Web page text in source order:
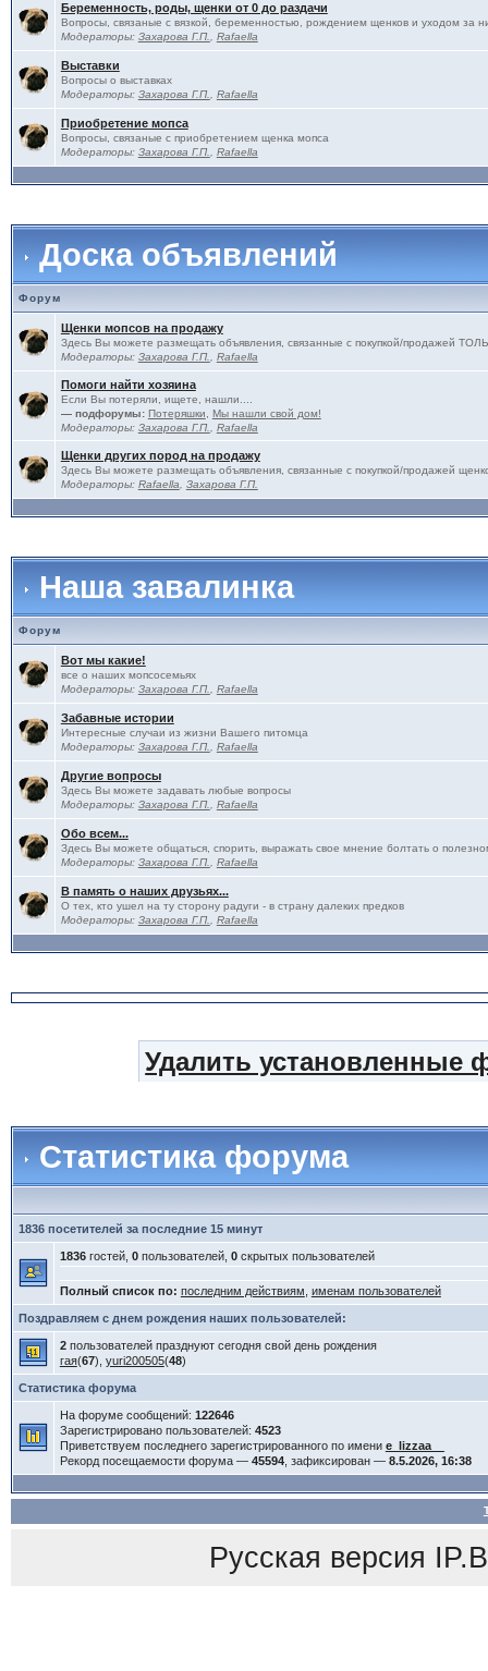
Беременность, роды, щенки от 0 до раздачи
Вопросы, связаные с вязкой, беременностью, рождением щенков и уходом за
Модераторы: Захарова Г.П. Rafaella
Выставки
Вопросы о выставках
Модераторы: Захарова Г.П. Rafaella
Приобретение мопса
Вопросы, связаные с приобретением щенка мопса
Модераторы: Захарова Г.П. Rafaella
Доска объявлений
Форум
Щенки мопсов на продажу
Здесь Вы можете размещать объявления, связанные с покупкой/продажей
Модераторы: Захарова Г.П. Rafaella
Помоги найти хозяина
Если Вы потеряли, ищете, нашли....
— подфорумы: Потеряшки
Мы нашли свой дом!
Модераторы: Захарова Г.П. Rafaella
Щенки других пород на продажу
Здесь Вы можете размещать объявления, связанные с покупкой/продажей
Модераторы: Rafaella Захарова Г.П.
Наша завалинка
Форум
Вот мы какие!
все о наших мопсосемьях
Модераторы: Захарова Г.П. Rafaella
Забавные истории
Интересные случаи из жизни Вашего питомца
Модераторы: Захарова Г.П. Rafaella
Другие вопросы
Здесь Вы можете задавать любые вопросы
Модераторы: Захарова Г.П. Rafaella
Обо всем...
Здесь Вы можете общаться, спорить, выражать свое мнение болтать о
Модераторы: Захарова Г.П. Rafaella
В память о наших друзьях...
О тех, кто ушел на ту сторону радуги - в страну далеких предков
Модераторы: Захарова Г.П. Rafaella
Удалить установленные
Статистика форума
1836 посетителей за последние 15 минут
1836гостей, 0пользователей, 0скрытых пользователей
Полный список по: последним действиям именам пользователей
Поздравляем с днем рождения наших пользователей:
2пользователей празднуют сегодня свой день рождения
гая(67), yuri200505(48)
Статистика форума
На форуме сообщений: 122646
Зарегистрировано пользователей: 4523
Приветствуем последнего зарегистрированного по имени e_lizzaa__
Рекорд посещаемости форума — 45594, зафиксирован — 8.5.2026, 16:38
Русская версия